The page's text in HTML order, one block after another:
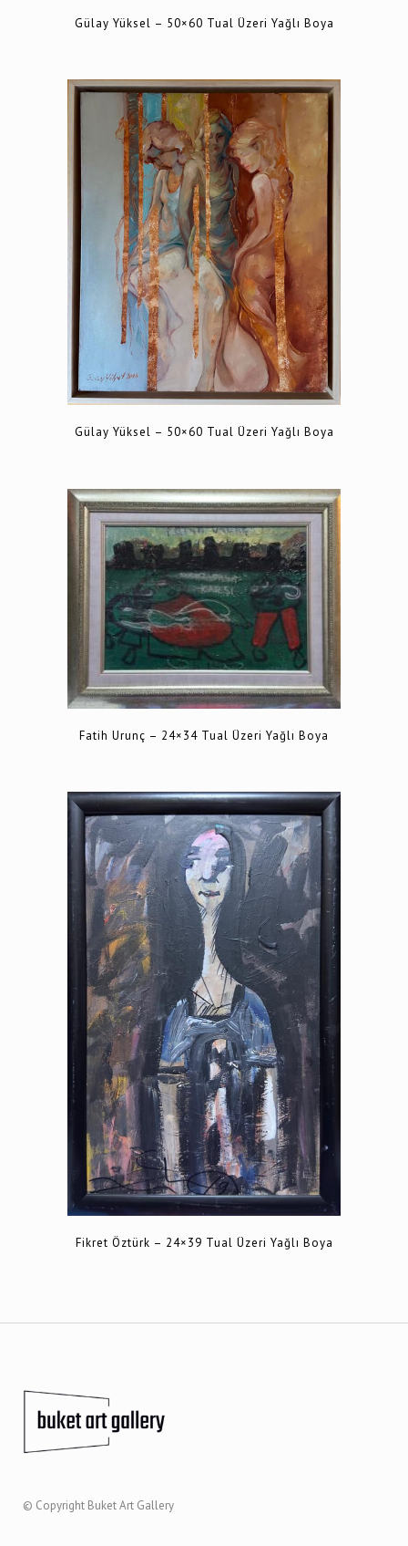
Gülay Yüksel – 50×60 Tual Üzeri Yağlı Boya
Gülay Yüksel – 50×60 Tual Üzeri Yağlı Boya
Fatih Urunç – 24×34 Tual Üzeri Yağlı Boya
Fikret Öztürk – 24×39 Tual Üzeri Yağlı Boya
© Copyright Buket Art Gallery